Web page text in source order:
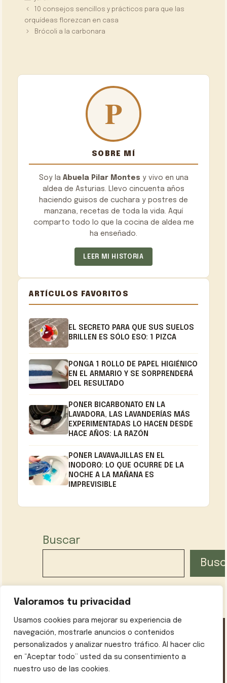
Valoramos tu privacidad
Usamos cookies para mejorar su experiencia de
navegación, mostrarle anuncios o contenidos
personalizados y analizar nuestro tráfico. Al hacer clic
en “Aceptar todo” usted da su consentimiento a
nuestro uso de las cookies.
10 consejos sencillos y prácticos para que las
orquídeas florezcan en casa
Brócoli a la carbonara
SOBRE MÍ
Soy la Abuela Pilar Montes y vivo en una
aldea de Asturias. Llevo cincuenta años
haciendo guisos de cuchara y postres de
manzana, recetas de toda la vida. Aquí
comparto todo lo que la cocina de aldea me
ha enseñado.
LEER MI HISTORIA
ARTÍCULOS FAVORITOS
EL SECRETO PARA QUE SUS SUELOS
BRILLEN ES SÓLO ESO: 1 PIZCA
PONGA 1 ROLLO DE PAPEL HIGIÉNICO
EN EL ARMARIO Y SE SORPRENDERÁ
DEL RESULTADO
PONER BICARBONATO EN LA
LAVADORA, LAS LAVANDERÍAS MÁS
EXPERIMENTADAS LO HACEN DESDE
HACE AÑOS: LA RAZÓN
PONER LAVAVAJILLAS EN EL
INODORO: LO QUE OCURRE DE LA
NOCHE A LA MAÑANA ES
IMPREVISIBLE
Buscar
Política de privacidad Contáctanos Sobre mí
Aviso legal